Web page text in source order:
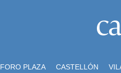
FORO PLAZA CASTELLÓN